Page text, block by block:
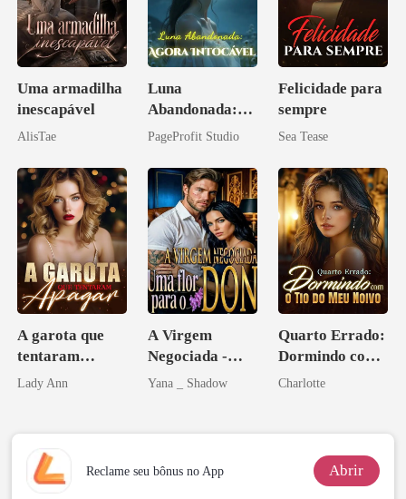
Uma armadilha
inescapável
AlisTae
Luna
Abandonada:
Agora Intocável
PageProfit Studio
Felicidade para
sempre
Sea Tease
A garota que
tentaram
apagar
Lady Ann
A Virgem
Negociada -
Uma flor para o
Yana _ Shadow
Quarto Errado:
Dormindo com
o Tio do Meu
Charlotte
Reclame seu bônus no App Abrir